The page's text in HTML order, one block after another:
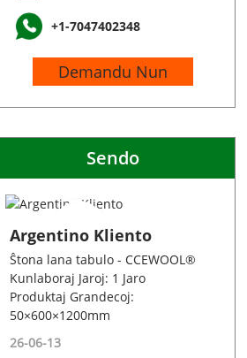
+1-7047402348
Demandu Nun
Sendo
Argentino Kliento
Ŝtona lana tabulo - CCEWOOL®
Kunlaboraj Jaroj: 1 Jaro
Produktaj Grandecoj:
50×600×1200mm
26-06-13